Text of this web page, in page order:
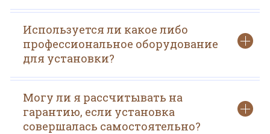
Используется ли какое либо
профессиональное оборудование
для установки?
Могу ли я рассчитывать на
гарантию, если установка
совершалась самостоятельно?